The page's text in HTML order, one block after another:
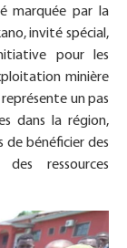
marquée par la
invité spécial,
pour les
minière
un pas
dans la région,
bénéficier des
ressources